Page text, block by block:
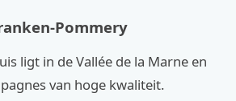
Pommery
ligt in de Vallée de la Marne en
van hoge kwaliteit.